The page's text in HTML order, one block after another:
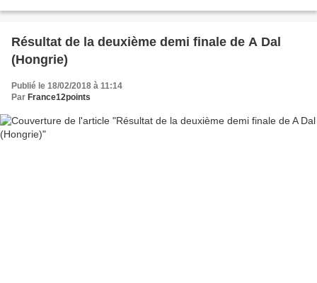
Résultat de la deuxième demi finale de A Dal
(Hongrie)
Publié le 18/02/2018 à 11:14
Par France12points